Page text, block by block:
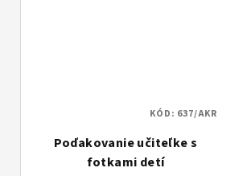
Poďakovanie učiteľke s
fotkami detí
KÓD: 637/AKR